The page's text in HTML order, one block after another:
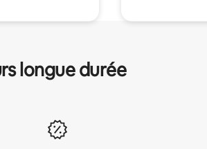
longue durée